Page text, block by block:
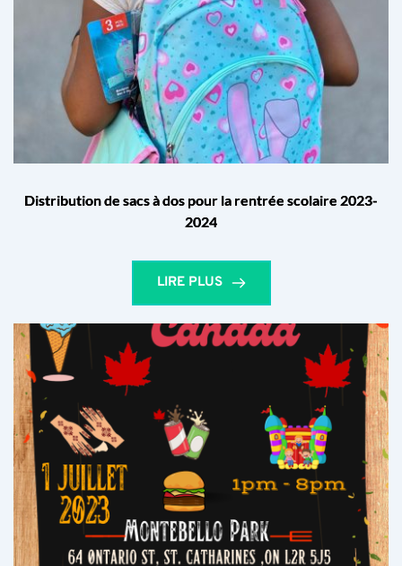
Distribution de sacs à dos pour la rentrée scolaire 2023-
2024
LIRE PLUS